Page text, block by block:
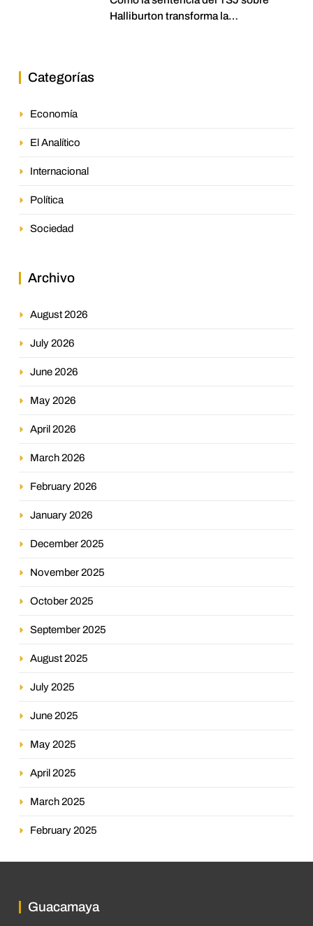
Halliburton transforma la
Categorías
Economía
El Analítico
Internacional
Política
Sociedad
Archivo
August 2026
July 2026
June 2026
May 2026
April 2026
March 2026
February 2026
January 2026
December 2025
November 2025
October 2025
September 2025
August 2025
July 2025
June 2025
May 2025
April 2025
March 2025
February 2025
Guacamaya